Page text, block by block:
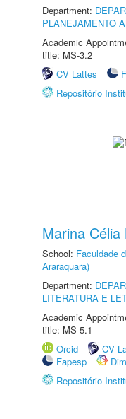
Department:
PLANEJAMENTO
Academic
title: MS-3.2
CV Lattes
Repositório
Marina
School: Faculdade
Araraquara)
Department:
LITERATURA E
Academic
title: MS-5.1
Orcid
CV
Fapesp
Repositório